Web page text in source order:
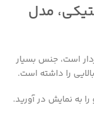
مدل
مردانه (40_45) برخوردار است، جنس بسیار
را داشته است.
به نمایش در آورید.